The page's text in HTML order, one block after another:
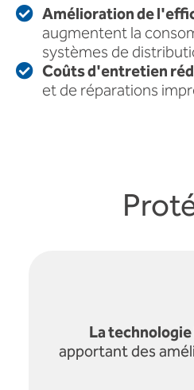
Amélioration de
augmentent la
systèmes de
Coûts d'entretien
et de réparations
La
apportant des